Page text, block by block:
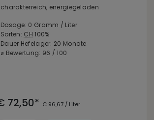
charakterreich, energiegeladen
Dosage: 0 Gramm / Liter
Sorten: CH 100%
Dauer Hefelager: 20 Monate
⌀ Bewertung: 96 / 100
72,50* € 96,67 / Liter